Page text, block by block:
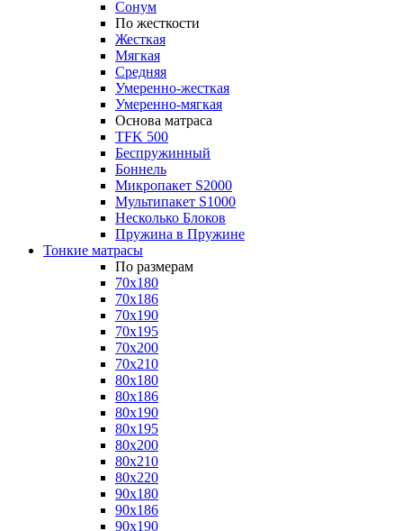
Сонум
По жесткости
Жесткая
Мягкая
Средняя
Умеренно-жесткая
Умеренно-мягкая
Основа матраса
TFK 500
Беспружинный
Боннель
Микропакет S2000
Мультипакет S1000
Несколько Блоков
Пружина в Пружине
Тонкие матрасы
По размерам
70x180
70x186
70x190
70x195
70x200
70x210
80x180
80x186
80x190
80x195
80x200
80x210
80x220
90x180
90x186
90x190